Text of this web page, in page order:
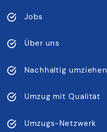
Jobs
Über uns
Nachhaltig umziehen
Umzug mit Qualität
Umzugs-Netzwerk